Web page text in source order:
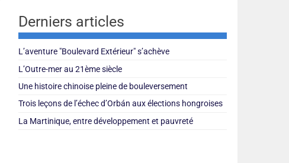
Derniers articles
L’aventure "Boulevard Extérieur" s’achève
L’Outre-mer au 21ème siècle
Une histoire chinoise pleine de bouleversement
Trois leçons de l’échec d’Orbán aux élections hongroises
La Martinique, entre développement et pauvreté